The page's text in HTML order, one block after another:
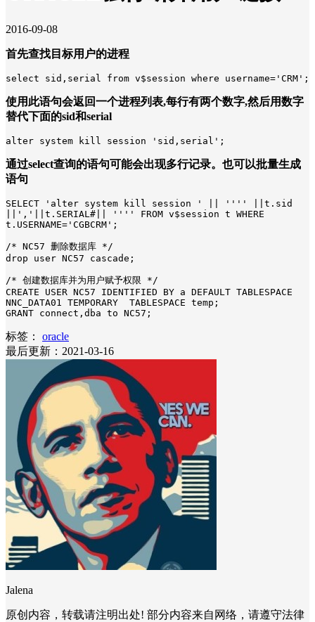
2016-09-08
首先查找目标用户的进程
select sid,serial from v$session where username='CRM';
使用此语句会返回一个进程列表,每行有两个数字,然后用数字
替代下面的sid和serial
alter system kill session 'sid,serial';
通过select查询的语句可能会出现多行记录。也可以批量生成
语句
SELECT 'alter system kill session ' || '''' ||t.sid
||','||t.SERIAL#|| '''' FROM v$session t WHERE
t.USERNAME='CGBCRM';
/* NC57 删除数据库 */
drop user NC57 cascade;
/* 创建数据库并为用户赋予权限 */
CREATE USER NC57 IDENTIFIED BY a DEFAULT TABLESPACE
NNC_DATA01 TEMPORARY  TABLESPACE temp;
GRANT connect,dba to NC57;
标签：
oracle
最后更新：2021-03-16
Jalena
原创内容，转载请注明出处! 部分内容来自网络，请遵守法律